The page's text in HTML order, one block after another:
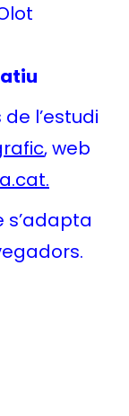
l’estudi
, web
s’adapta